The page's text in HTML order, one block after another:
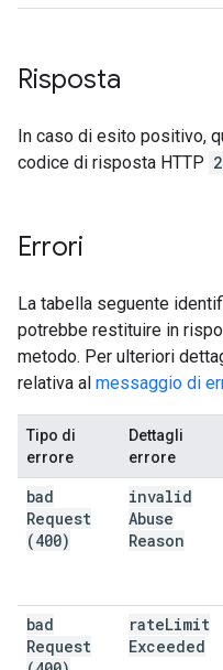
Risposta
In caso di esito positivo,
codice di risposta HTTP
Errori
La tabella seguente
potrebbe restituire in
metodo. Per ulteriori
relativa al messaggio di
Tipo di
errore
Dettagli
errore
bad
Request
(400)
invalid
Abuse
Reason
bad
Request
rateLimit
Exceeded